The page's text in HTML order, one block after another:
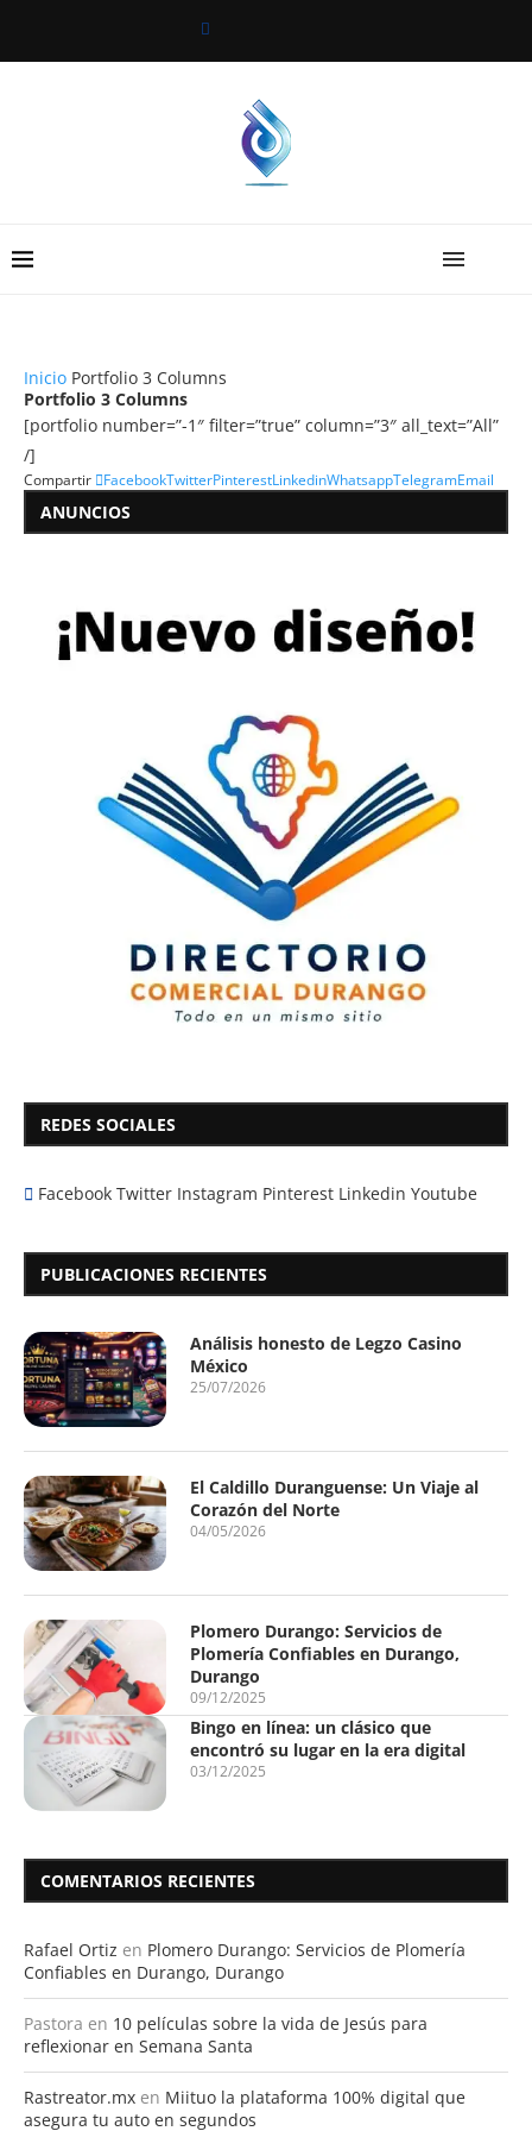
Inicio Portfolio 3 Columns
Portfolio 3 Columns
[portfolio number=”-1″ filter=”true” column=”3″ all_text=”All”
/]
Compartir FacebookTwitterPinterestLinkedinWhatsappTelegramEmail
ANUNCIOS
REDES SOCIALES
Facebook Twitter Instagram Pinterest Linkedin Youtube
PUBLICACIONES RECIENTES
Análisis honesto de Legzo Casino
México
25/07/2026
El Caldillo Duranguense: Un Viaje al
Corazón del Norte
04/05/2026
Plomero Durango: Servicios de
Plomería Confiables en Durango,
Durango
09/12/2025
Bingo en línea: un clásico que
encontró su lugar en la era digital
03/12/2025
COMENTARIOS RECIENTES
Rafael Ortiz en Plomero Durango: Servicios de Plomería
Confiables en Durango, Durango
Pastora en 10 películas sobre la vida de Jesús para
reflexionar en Semana Santa
Rastreator.mx en Miituo la plataforma 100% digital que
asegura tu auto en segundos